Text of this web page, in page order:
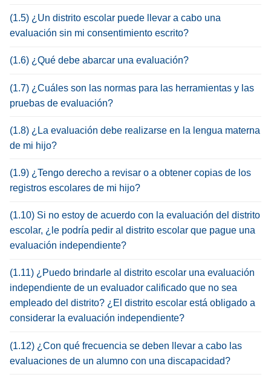
(1.5) ¿Un distrito escolar puede llevar a cabo una
evaluación sin mi consentimiento escrito?
(1.6) ¿Qué debe abarcar una evaluación?
(1.7) ¿Cuáles son las normas para las herramientas y las
pruebas de evaluación?
(1.8) ¿La evaluación debe realizarse en la lengua materna
de mi hijo?
(1.9) ¿Tengo derecho a revisar o a obtener copias de los
registros escolares de mi hijo?
(1.10) Si no estoy de acuerdo con la evaluación del distrito
escolar, ¿le podría pedir al distrito escolar que pague una
evaluación independiente?
(1.11) ¿Puedo brindarle al distrito escolar una evaluación
independiente de un evaluador calificado que no sea
empleado del distrito? ¿El distrito escolar está obligado a
considerar la evaluación independiente?
(1.12) ¿Con qué frecuencia se deben llevar a cabo las
evaluaciones de un alumno con una discapacidad?